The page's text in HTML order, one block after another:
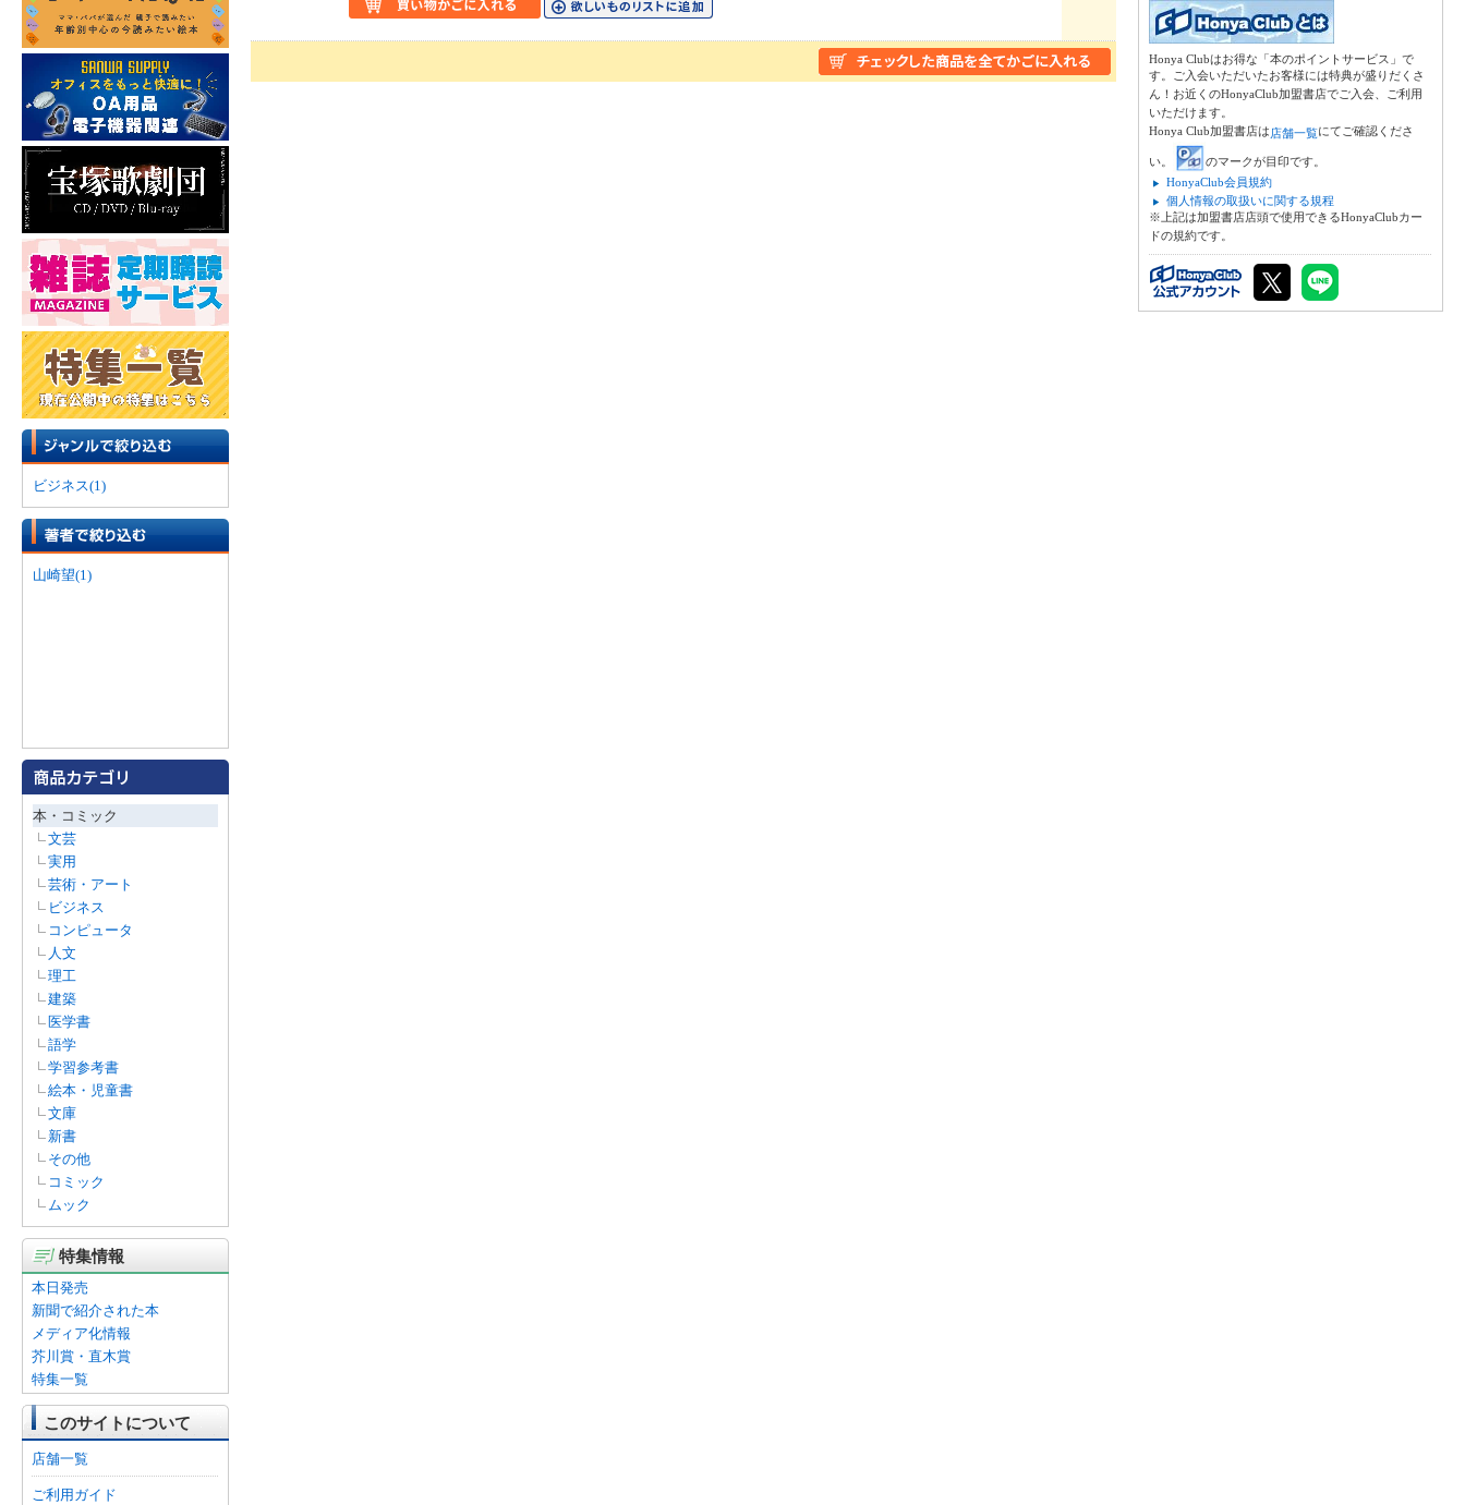
ビジネス(1)
山崎望(1)
本・コミック
文芸
実用
芸術・アート
ビジネス
コンピュータ
人文
理工
建築
医学書
語学
学習参考書
絵本・児童書
文庫
新書
その他
コミック
ムック
特集情報
本日発売
新聞で紹介された本
メディア化情報
芥川賞・直木賞
特集一覧
このサイトについて
店舗一覧
ご利用ガイド
Honya Clubはお得な「本のポイントサービス」で
す。ご入会いただいたお客様には特典が盛りだくさ
ん！お近くのHonyaClub加盟書店でご入会、ご利用
いただけます。
Honya Club加盟書店は店舗一覧にてご確認くださ
い。
のマークが目印です。
HonyaClub会員規約
個人情報の取扱いに関する規程
※上記は加盟書店店頭で使用できるHonyaClubカー
ドの規約です。